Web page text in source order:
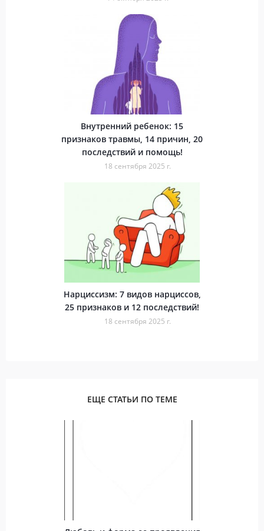
Внутренний ребенок: 15
признаков травмы, 14 причин, 20
последствий и помощь!
18 сентября 2025 г.
Нарциссизм: 7 видов нарциссов,
25 признаков и 12 последствий!
18 сентября 2025 г.
ЕЩЕ СТАТЬИ ПО ТЕМЕ